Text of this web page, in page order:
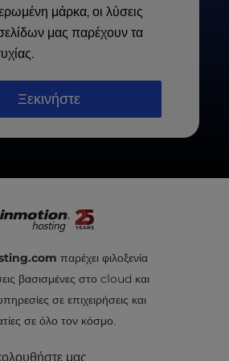
τις προϋποθέσεις για την
χρημάτων 90 ημερών, μπορείτε
επιστροφή χρημάτων μεταξύ
90 ημερών, δεν είναι δυνατή η
Λάβετε υπόψη ότι δεν γίνονται
για πρόσθετα ή ονόματα
όρους παροχής υπηρεσιών
μάρκα, οι λύσεις
μας παρέχουν τα
Ξεκινήστε
παρέχει φιλοξενία
βασισμένες στο cloud και
σε επιχειρήσεις και
σε όλο τον κόσμο.
μας